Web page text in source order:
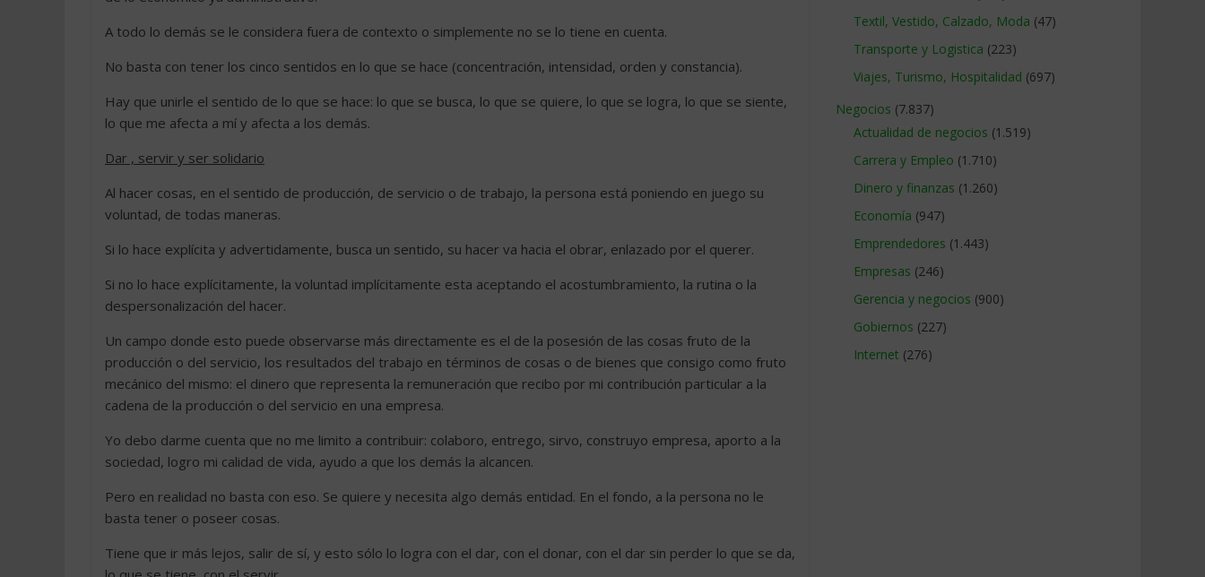
A todo lo demás se le considera fuera de contexto o simplemente no se lo tiene en cuenta.
No basta con tener los cinco sentidos en lo que se hace (concentración, intensidad, orden y constancia).
Hay que unirle el sentido de lo que se hace: lo que se busca, lo que se quiere, lo que se logra, lo que se siente,
lo que me afecta a mí y afecta a los demás.
Dar , servir y ser solidario
Al hacer cosas, en el sentido de producción, de servicio o de trabajo, la persona está poniendo en juego su
voluntad, de todas maneras.
Si lo hace explícita y advertidamente, busca un sentido, su hacer va hacia el obrar, enlazado por el querer.
Si no lo hace explícitamente, la voluntad implícitamente esta aceptando el acostumbramiento, la rutina o la
despersonalización del hacer.
Un campo donde esto puede observarse más directamente es el de la posesión de las cosas fruto de la
producción o del servicio, los resultados del trabajo en términos de cosas o de bienes que consigo como fruto
mecánico del mismo: el dinero que representa la remuneración que recibo por mi contribución particular a la
cadena de la producción o del servicio en una empresa.
Yo debo darme cuenta que no me limito a contribuir: colaboro, entrego, sirvo, construyo empresa, aporto a la
sociedad, logro mi calidad de vida, ayudo a que los demás la alcancen.
Pero en realidad no basta con eso. Se quiere y necesita algo demás entidad. En el fondo, a la persona no le
basta tener o poseer cosas.
Tiene que ir más lejos, salir de sí, y esto sólo lo logra con el dar, con el donar, con el dar sin perder lo que se da,
Textil, Vestido, Calzado, Moda (47)
Transporte y Logistica (223)
Viajes, Turismo, Hospitalidad (697)
Negocios (7.837)
Actualidad de negocios (1.519)
Carrera y Empleo (1.710)
Dinero y finanzas (1.260)
Economía (947)
Emprendedores (1.443)
Empresas (246)
Gerencia y negocios (900)
Gobiernos (227)
Internet (276)